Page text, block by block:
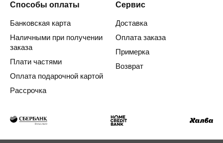
Способы оплаты
Банковская карта
Наличными при получении
заказа
Плати частями
Оплата подарочной картой
Рассрочка
Сервис
Доставка
Оплата заказа
Примерка
Возврат